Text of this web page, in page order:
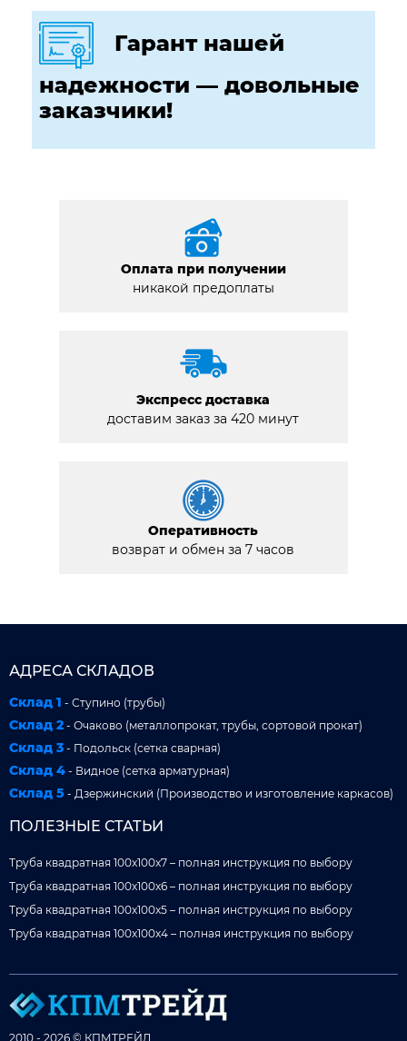
Гарант нашей
надежности — довольные
заказчики!
Оплата при получении
никакой предоплаты
Экспресс доставка
доставим заказ за 420 минут
Оперативность
возврат и обмен за 7 часов
АДРЕСА СКЛАДОВ
Склад 1 - Ступино (трубы)
Склад 2 - Очаково (металлопрокат, трубы, сортовой прокат)
Склад 3 - Подольск (сетка сварная)
Склад 4 - Видное (сетка арматурная)
Склад 5 - Дзержинский (Производство и изготовление каркасов)
ПОЛЕЗНЫЕ СТАТЬИ
Труба квадратная 100x100x7 – полная инструкция по выбору
Труба квадратная 100x100x6 – полная инструкция по выбору
Труба квадратная 100x100x5 – полная инструкция по выбору
Труба квадратная 100x100x4 – полная инструкция по выбору
2010 - 2026 © КПМТРЕЙД